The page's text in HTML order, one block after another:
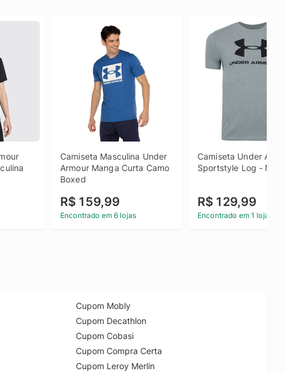
Camiseta Masculina Under
Armour Manga Curta Camo
Boxed
R$ 159,99
Encontrado em 6 lojas
Camiseta Under
Sportstyle Log -
R$ 129,99
Encontrado em 1 loja
Cupom Mobly
Cupom Decathlon
Cupom Cobasi
Cupom Compra Certa
Cupom Leroy Merlin